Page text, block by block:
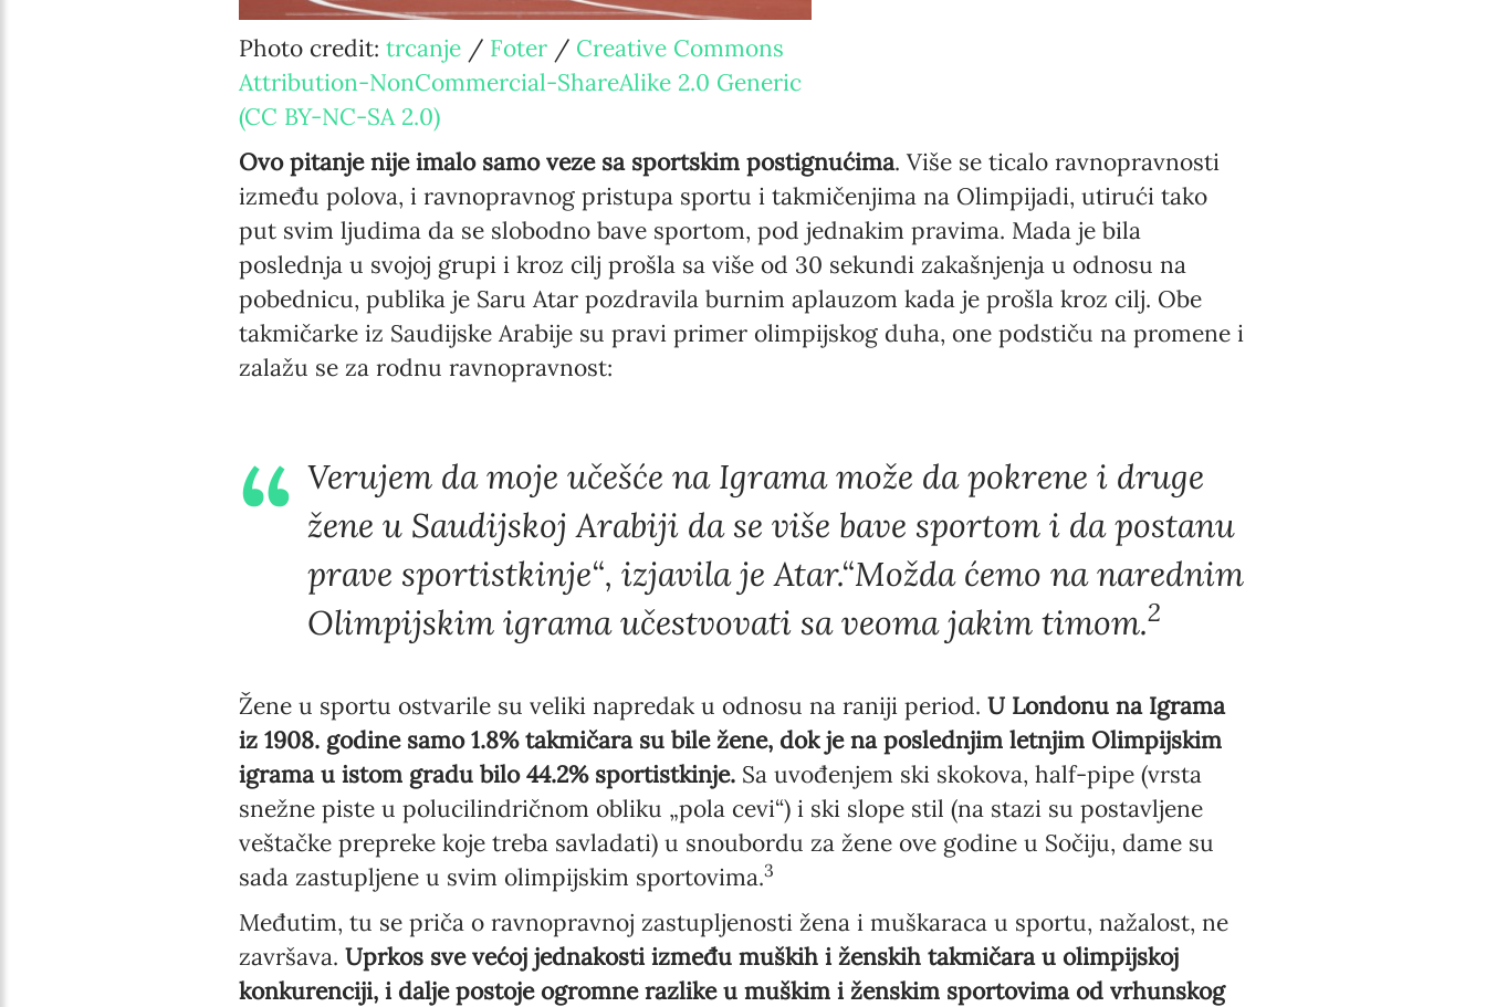
Photo credit: trcanje/ Foter/ Creative Commons
Attribution-NonCommercial-ShareAlike 2.0 Generic
(CC BY-NC-SA 2.0)
Ovo pitanje nije imalo samo veze sa sportskim postignućima. Više se ticalo ravnopravnosti
između polova, i ravnopravnog pristupa sportu i takmičenjima na Olimpijadi, utirući tako
put svim ljudima da se slobodno bave sportom, pod jednakim pravima. Mada je bila
poslednja u svojoj grupi i kroz cilj prošla sa više od 30 sekundi zakašnjenja u odnosu na
pobednicu, publika je Saru Atar pozdravila burnim aplauzom kada je prošla kroz cilj. Obe
takmičarke iz Saudijske Arabije su pravi primer olimpijskog duha, one podstiču na promene i
zalažu se za rodnu ravnopravnost:
Verujem da moje učešće na Igrama može da pokrene i druge
žene u Saudijskoj Arabiji da se više bave sportom i da postanu
prave sportistkinje“, izjavila je Atar.“Možda ćemo na narednim
Olimpijskim igrama učestvovati sa veoma jakim timom.2
Žene u sportu ostvarile su veliki napredak u odnosu na raniji period. U Londonu na Igrama
iz 1908. godine samo 1.8% takmičara su bile žene, dok je na poslednjim letnjim Olimpijskim
igrama u istom gradu bilo 44.2% sportistkinje.Sa uvođenjem ski skokova, half-pipe (vrsta
snežne piste u polucilindričnom obliku „pola cevi“) i ski slope stil (na stazi su postavljene
veštačke prepreke koje treba savladati) u snoubordu za žene ove godine u Sočiju, dame su
sada zastupljene u svim olimpijskim sportovima.3
Međutim, tu se priča o ravnopravnoj zastupljenosti žena i muškaraca u sportu, nažalost, ne
završava. Uprkos sve većoj jednakosti između muških i ženskih takmičara u olimpijskoj
konkurenciji, i dalje postoje ogromne razlike u muškim i ženskim sportovima od vrhunskog
First name*
Enter your first name
Birthday
MM / DD
Language preference
Serbian
English
Online education
The Early Years Blog
I agree with Privacy Policy